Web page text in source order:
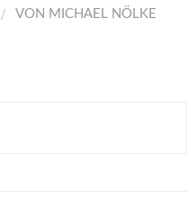
/ VON MICHAEL NÖLKE